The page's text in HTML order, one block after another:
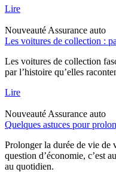
Lire
Nouveauté Assurance auto
Les voitures de collection :
Les voitures de collection
par l’histoire qu’elles
Lire
Nouveauté Assurance auto
Quelques astuces pour
Prolonger la durée de vie de
question d’économie, c’est
au quotidien.